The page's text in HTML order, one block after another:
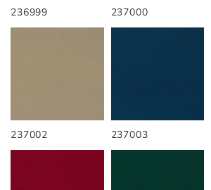
236999 237000
237002 237003